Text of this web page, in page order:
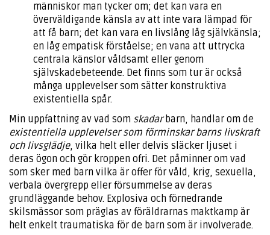
människor man tycker om; det kan vara en
överväldigande känsla av att inte vara lämpad för
att få barn; det kan vara en livslång låg självkänsla;
en låg empatisk förståelse; en vana att uttrycka
centrala känslor våldsamt eller genom
självskadebeteende. Det finns som tur är också
många upplevelser som sätter konstruktiva
existentiella spår.
Min uppfattning av vad som skadarbarn, handlar om de
existentiella upplevelser som förminskar barns livskraft
och livsglädje, vilka helt eller delvis släcker ljuset i
deras ögon och gör kroppen ofri. Det påminner om vad
som sker med barn vilka är offer för våld, krig, sexuella,
verbala övergrepp eller försummelse av deras
grundläggande behov. Explosiva och förnedrande
skilsmässor som präglas av föräldrarnas maktkamp är
helt enkelt traumatiska för de barn som är involverade.